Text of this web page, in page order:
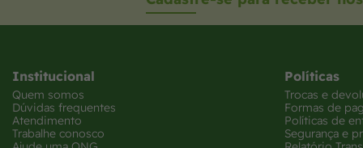
Institucional
Quem somos
Dúvidas frequentes
Atendimento
Trabalhe conosco
Políticas
Trocas e
Formas de
Políticas de
Segurança e